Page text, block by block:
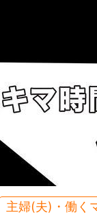
主婦(夫)・働く